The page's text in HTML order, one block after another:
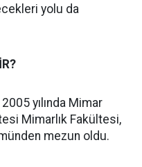
yolu da
yılında Mimar
Mimarlık Fakültesi,
mezun oldu.